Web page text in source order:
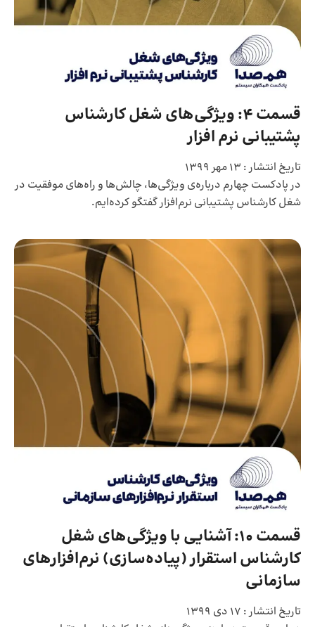
قسمت 4: ویژگی‌های شغل کارشناس
پشتیبانی نرم افزار
تاریخ انتشار : 13 مهر 1399
در پادکست چهارم درباره‌ی ویژگی‌ها، چالش‌ها و راه‌های موفقیت در
شغل کارشناس پشتیبانی نرم‌افزار گفتگو کرده‌ایم.
قسمت 10: آشنایی با ویژگی‌های شغل
کارشناس استقرار (پیاد‌ه‌سازی) نرم‌افزارهای
سازمانی
تاریخ انتشار : 17 دی 1399